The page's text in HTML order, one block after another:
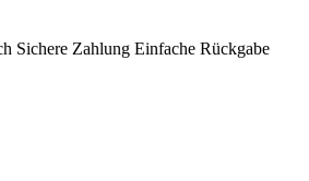
Sichere Zahlung Einfache Rückgabe